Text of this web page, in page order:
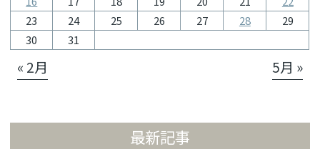
23
24 25 26 27 28
29
30
31
« 2月 5月 »
最新記事